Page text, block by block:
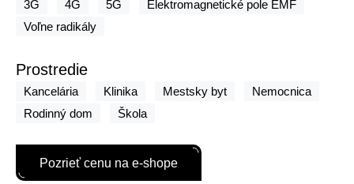
3G 4G 5G
Elektromagnetické pole EMF
Voľne radikály
Prostredie
Kancelária Klinika Mestsky byt
Nemocnica
Rodinný dom
Škola
Pozrieť cenu na e-shope